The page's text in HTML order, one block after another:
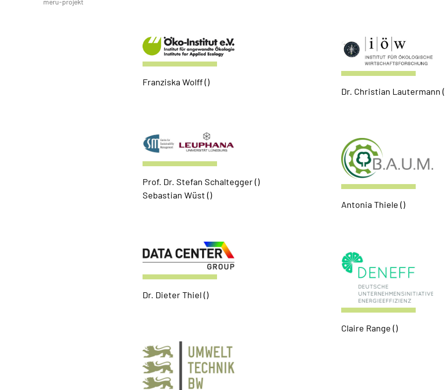
meru-projekt
Franziska Wolff ()
Prof. Dr. Stefan Schaltegger ()
Sebastian Wüst ()
Dr. Dieter Thiel ()
Dr. Christian Lautermann
Antonia Thiele ()
Claire Range ()